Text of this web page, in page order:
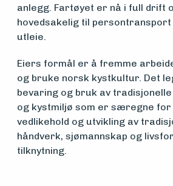
anlegg. Fartøyet er nå i full drift
hovedsakelig til
utleie.
Eiers formål er å fremme
og bruke norsk kystkultur. Det
bevaring og bruk av
og kystmiljø som er særegne
vedlikehold og utvikling av
håndverk, sjømannskap og
tilknytning.